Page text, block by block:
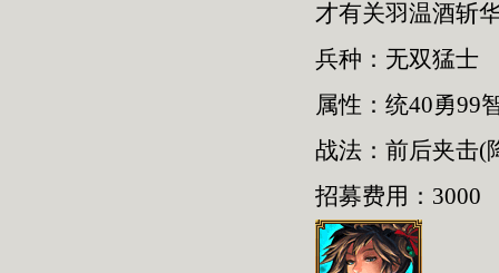
才有关羽温酒斩
兵种：无双猛士
属性：统40勇99
战法：前后夹击(
招募费用：3000